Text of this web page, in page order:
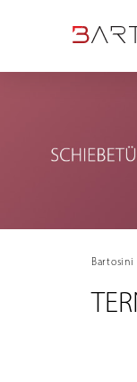
Bartosini